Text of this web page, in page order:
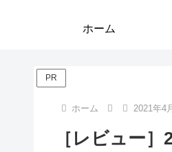
ホーム
PR
ホーム 2021年4
［レビュー